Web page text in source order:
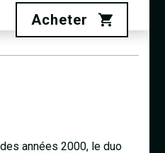
Acheter
années 2000, le duo